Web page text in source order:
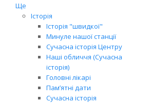
Ще
Історія
Історія "швидкої"
Минуле нашої станції
Сучасна історія Центру
Наші обличчя (Сучасна
історія)
Головні лікарі
Пам’ятні дати
Сучасна історія